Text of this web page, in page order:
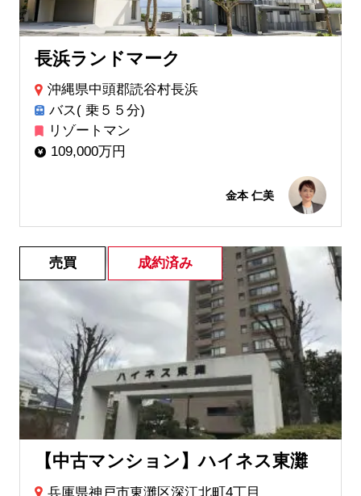
長浜ランドマーク
沖縄県中頭郡読谷村長浜
バス( 乗５５分)
リゾートマン
109,000万円
金本 仁美
【中古マンション】ハイネス東灘
兵庫県神戸市東灘区深江北町4丁目
売買 成約済み